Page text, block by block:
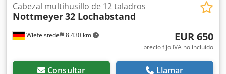
Wiefelstede 8.430 km
Cabezal multihusillo de 12 taladros
Nottmeyer32 Lochabstand
EUR 650
precio fijo IVA no incluído
Consultar Llamar